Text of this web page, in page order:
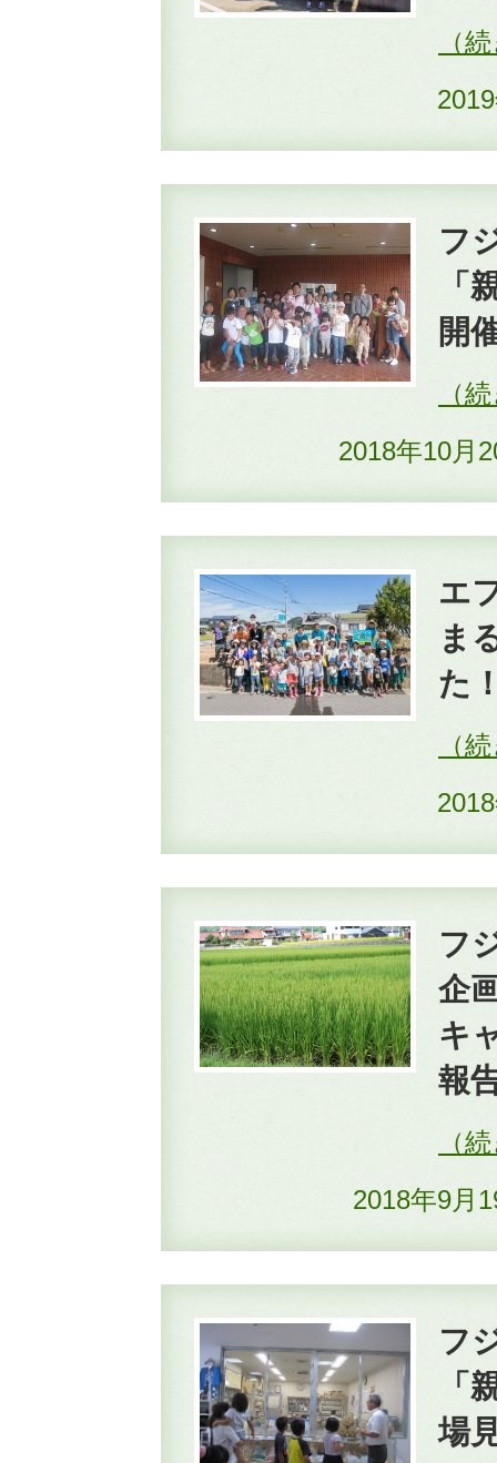
フ
「
開
2018年10月
エ
ま
た
フ
企
キ
報
2018年9月
フ
「
場